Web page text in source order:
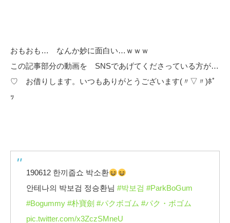
おもおも… なんか妙に面白い…ｗｗｗ
この記事部分の動画を SNSであげてくださっている方が…
♡ お借りします。いつもありがとうございます(〃▽〃)ﾎﾟ
ｯ
190612 한끼줍쇼 박소환
안테나의 박보검 정승환님 #박보검 #ParkBoGum
#Bogummy #朴寶劍 #パクボゴム #パク・ボゴム
pic.twitter.com/x3ZczSMneU